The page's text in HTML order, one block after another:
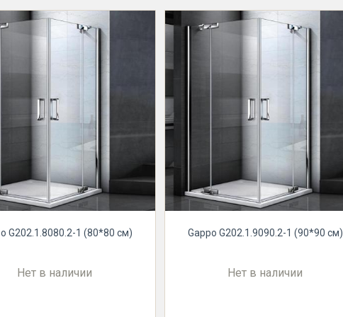
G202.1.8080.2-1 (80*80 см)
Нет в наличии
Gappo G202.1.9090.2-1 (90*90 см)
Нет в наличии